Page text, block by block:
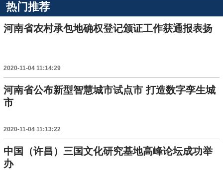
热门推荐
河南省农村承包地确权登记颁证工作获通报表扬
2020-11-04 11:14:29
河南省公布新型智慧城市试点市 打造数字孪生城
市
2020-11-04 11:13:22
中国（许昌）三国文化研究基地高峰论坛成功举
办